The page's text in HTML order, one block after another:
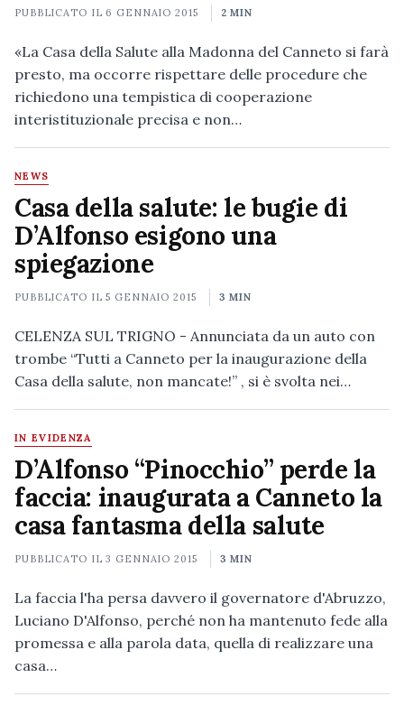
PUBBLICATO IL 6 GENNAIO 2015 2 MIN
«La Casa della Salute alla Madonna del Canneto si farà
presto, ma occorre rispettare delle procedure che
richiedono una tempistica di cooperazione
interistituzionale precisa e non…
NEWS
Casa della salute: le bugie di
D’Alfonso esigono una
spiegazione
PUBBLICATO IL5 GENNAIO 2015 3 MIN
CELENZA SUL TRIGNO - Annunciata da un auto con
trombe “Tutti a Canneto per la inaugurazione della
Casa della salute, non mancate!” , si è svolta nei…
IN EVIDENZA
D’Alfonso “Pinocchio” perde la
faccia: inaugurata a Canneto la
casa fantasma della salute
PUBBLICATO IL3 GENNAIO 2015 3 MIN
La faccia l'ha persa davvero il governatore d'Abruzzo,
Luciano D'Alfonso, perché non ha mantenuto fede alla
promessa e alla parola data, quella di realizzare una
casa…